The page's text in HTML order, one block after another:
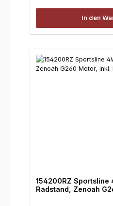
In den
154200RZ Sportsline
Radstand, Zenoah